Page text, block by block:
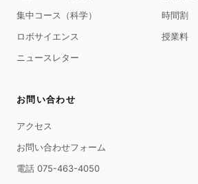
集中コース（科学）
ロボサイエンス
ニュースレター
時間割
授業料
お問い合わせ
アクセス
お問い合わせフォーム
電話 075-463-4050